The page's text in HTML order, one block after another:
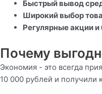
Быстрый вывод
Широкий выбор
Регулярные акции
Почему
Экономия - это всегда
10 000 рублей и получили